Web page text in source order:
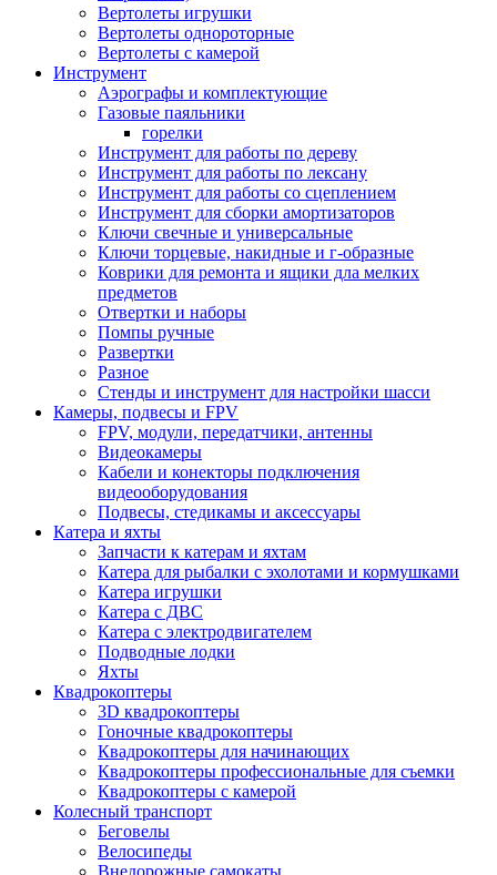
Вертолеты игрушки
Вертолеты однороторные
Вертолеты с камерой
Инструмент
Аэрографы и комплектующие
Газовые паяльники
горелки
Инструмент для работы по дереву
Инструмент для работы по лексану
Инструмент для работы со сцеплением
Инструмент для сборки амортизаторов
Ключи свечные и универсальные
Ключи торцевые, накидные и г-образные
Коврики для ремонта и ящики дла мелких
предметов
Отвертки и наборы
Помпы ручные
Развертки
Разное
Стенды и инструмент для настройки шасси
Камеры, подвесы и FPV
FPV, модули, передатчики, антенны
Видеокамеры
Кабели и конекторы подключения
видеооборудования
Подвесы, стедикамы и аксессуары
Катера и яхты
Запчасти к катерам и яхтам
Катера для рыбалки с эхолотами и кормушками
Катера игрушки
Катера с ДВС
Катера с электродвигателем
Подводные лодки
Яхты
Квадрокоптеры
3D квадрокоптеры
Гоночные квадрокоптеры
Квадрокоптеры для начинающих
Квадрокоптеры профессиональные для съемки
Квадрокоптеры с камерой
Колесный транспорт
Беговелы
Велосипеды
Внедорожные самокаты